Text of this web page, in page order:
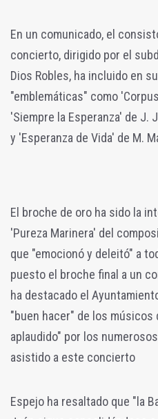
En un comunicado, el
concierto, dirigido por el
Dios Robles, ha incluido en
"emblemáticas" como
'Siempre la Esperanza' de J.
y 'Esperanza de Vida' de M.
El broche de oro ha sido la
'Pureza Marinera' del
que "emocionó y deleitó" a
puesto el broche final a un
ha destacado el
"buen hacer" de los músicos
aplaudido" por los
asistido a este concierto
Espejo ha resaltado que "la